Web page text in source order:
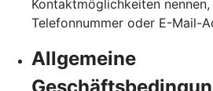
Kontaktmöglichkeiten
Telefonnummer oder E-Mail-
Allgemeine